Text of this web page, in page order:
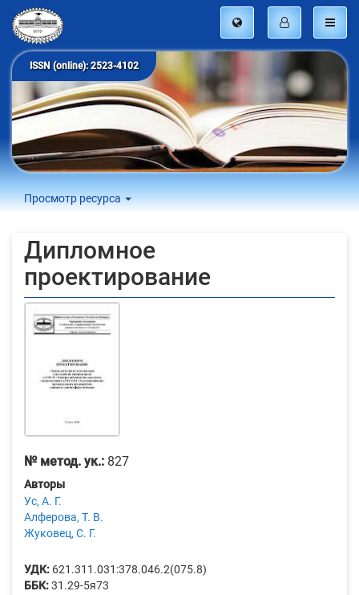
ISSN (online): 2523-4102
Просмотр ресурса
Дипломное
проектирование
№ метод. ук.: 827
Авторы
Ус, А. Г.
Алферова, Т. В.
Жуковец, С. Г.
УДК: 621.311.031:378.046.2(075.8)
ББК:31.29-5я73